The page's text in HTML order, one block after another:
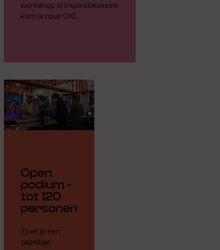
workshop of inspiratiesessie
kom je naar CKE.
Open
podium -
tot 120
personen
Zoek je een
gezellige,